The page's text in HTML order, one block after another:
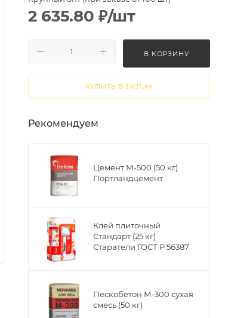
2 635.80 ₽/шт
В КОРЗИНУ
КУПИТЬ В 1 КЛИК
Рекомендуем
Цемент М-500 (50 кг)
Портландцемент
Клей плиточный
Стандарт (25 кг)
Старатели ГОСТ Р 56387
Пескобетон М-300 сухая
смесь (50 кг)